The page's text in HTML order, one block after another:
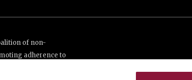
of non-
adherence to